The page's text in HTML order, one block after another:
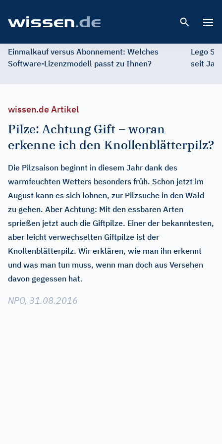
Einmalkauf versus Abonnement: Welches
Software-Lizenzmodell passt zu Ihnen?
Lego
seit
wissen.de Artikel
Pilze: Achtung Gift – woran
erkenne ich den Knollenblätterpilz?
Die Pilzsaison beginnt in diesem Jahr dank des
warmfeuchten Wetters besonders früh. Schon jetzt im
August kann es sich lohnen, zur Pilzsuche in den Wald
zu gehen. Aber Achtung: Mit den essbaren Arten
sprießen jetzt auch die Giftpilze. Einer der bekanntesten,
aber leicht verwechselten Giftpilze ist der
Knollenblätterpilz. Wir erklären, wie man ihn erkennt
und was man tun muss, wenn man doch aus Versehen
davon gegessen hat.
NPO, 31.08.2016